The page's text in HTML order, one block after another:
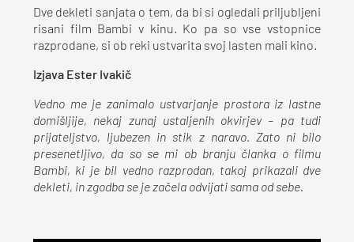
Dve dekleti sanjata o tem, da bi si ogledali priljubljeni
risani film Bambi v kinu. Ko pa so vse vstopnice
razprodane, si ob reki ustvarita svoj lasten mali kino.
Izjava Ester Ivakič
Vedno me je zanimalo ustvarjanje prostora iz lastne
domišljije, nekaj zunaj ustaljenih okvirjev – pa tudi
prijateljstvo, ljubezen in stik z naravo. Zato ni bilo
presenetljivo, da so se mi ob branju članka o filmu
Bambi, ki je bil vedno razprodan, takoj prikazali dve
dekleti, in zgodba se je začela odvijati sama od sebe.